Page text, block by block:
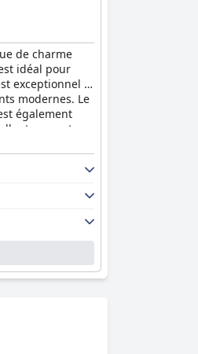
de charme
idéal pour
exceptionnel et
modernes. Le
également
rapport